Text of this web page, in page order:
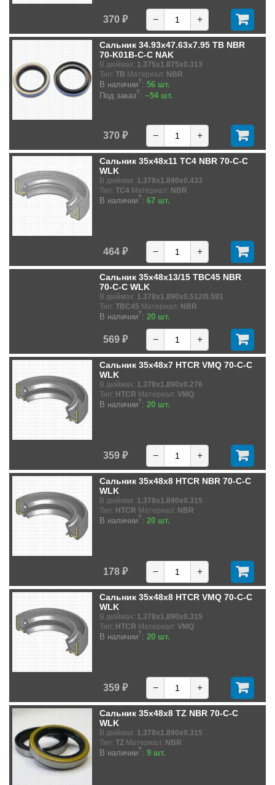
370 ₽ − +
Сальник 34.93x47.63x7.95 TB NBR
70-K01B-C-C NAK
В дюймах: 1.375x1.875x0.313
Тип: TB Материал: NBR
В наличии?: 56 шт.
Под заказ?: ~54 шт.
370 ₽ − +
Сальник 35x48x11 TC4 NBR 70-C-C
WLK
В дюймах: 1.378x1.890x0.433
Тип: TC4 Материал: NBR
В наличии?: 67 шт.
464 ₽ − +
Сальник 35x48x13/15 TBC45 NBR
70-C-C WLK
В дюймах: 1.378x1.890x0.512/0.591
Тип: TBC45 Материал: NBR
В наличии?: 20 шт.
569 ₽ − +
Сальник 35x48x7 HTCR VMQ 70-C-C
WLK
В дюймах: 1.378x1.890x0.276
Тип: HTCR Материал: VMQ
В наличии?: 20 шт.
359 ₽ − +
Сальник 35x48x8 HTCR NBR 70-C-C
WLK
В дюймах: 1.378x1.890x0.315
Тип: HTCR Материал: NBR
В наличии?: 20 шт.
178 ₽ − +
Сальник 35x48x8 HTCR VMQ 70-C-C
WLK
В дюймах: 1.378x1.890x0.315
Тип: HTCR Материал: VMQ
В наличии?: 20 шт.
359 ₽ − +
Сальник 35x48x8 TZ NBR 70-C-C
WLK
В дюймах: 1.378x1.890x0.315
Тип: TZ Материал: NBR
В наличии?: 9 шт.